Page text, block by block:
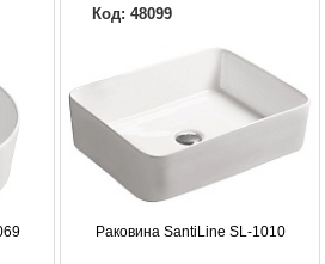
VITRA
Код: 48099
Раковина SantiLine SL-1010